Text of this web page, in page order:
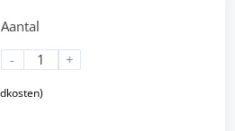
Aantal
-
+